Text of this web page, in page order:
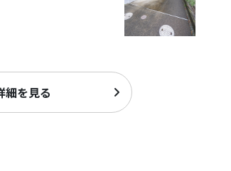
細を見る